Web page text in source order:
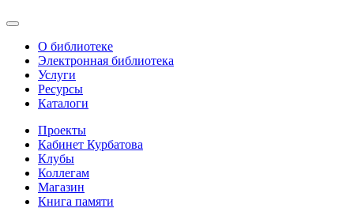
О библиотеке
Электронная библиотека
Услуги
Ресурсы
Каталоги
Проекты
Кабинет Курбатова
Клубы
Коллегам
Магазин
Книга памяти